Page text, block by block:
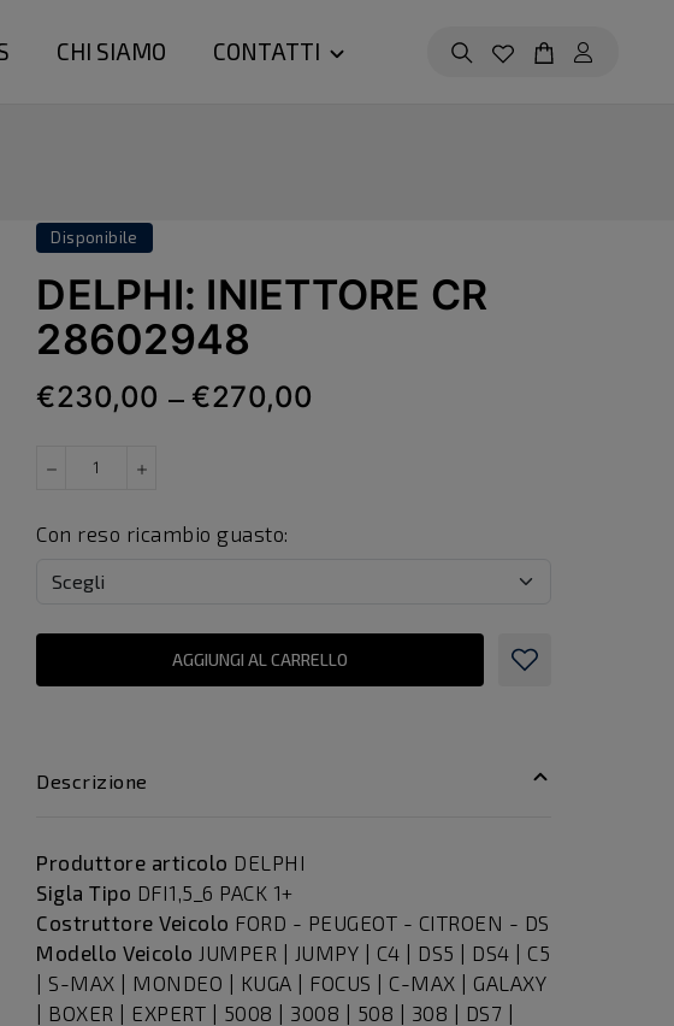
CHI SIAMO CONTATTI
Disponibile
DELPHI: INIETTORE CR
28602948
€230,00 — €270,00
Con reso ricambio guasto:
AGGIUNGI AL CARRELLO
Descrizione
Produttore articolo DELPHI
Sigla Tipo DFI1,5_6 PACK 1+
Costruttore Veicolo FORD - PEUGEOT - CITROEN - DS
Modello Veicolo JUMPER | JUMPY | C4 | DS5 | DS4 | C5
| S-MAX | MONDEO | KUGA | FOCUS | C-MAX | GALAXY
| BOXER | EXPERT | 5008 | 3008 | 508 | 308 | DS7 |